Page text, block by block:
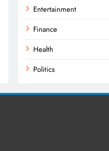
Entertainment
Finance
Health
Politics